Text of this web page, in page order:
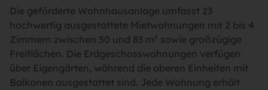
Die geförderte Wohnhausanlage umfasst 23
hochwertig ausgestattete Mietwohnungen mit 2 bis 4
Zimmern zwischen 50 und 83 m² sowie großzügige
Freiflächen. Die Erdgeschosswohnungen verfügen
über Eigengärten, während die oberen Einheiten mit
Balkonen ausgestattet sind. Jede Wohnung erhält